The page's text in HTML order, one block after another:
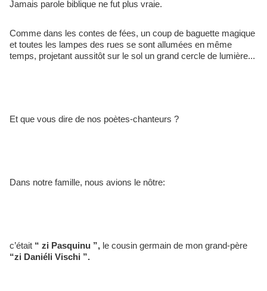
Jamais parole biblique ne fut plus vraie.
Comme dans les contes de fées, un coup de baguette magique
et toutes les lampes des rues se sont allumées en même
temps, projetant aussitôt sur le sol un grand cercle de lumière...
Et que vous dire de nos poètes-chanteurs ?
Dans notre famille, nous avions le nôtre:
c’était “ zi Pasquinu ”,
“zi Daniéli Vischi ”.